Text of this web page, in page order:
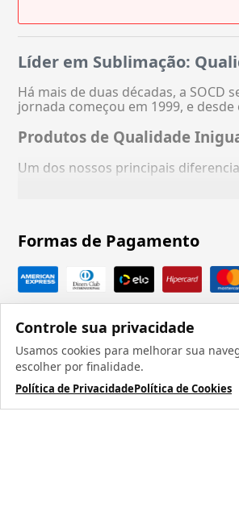
Controle sua privacidade
Usamos cookies para melhorar sua
escolher por finalidade.
Política de PrivacidadePolítica de Cookies
Líder em Sublimação:
Há mais de duas décadas, a
jornada começou em 1999, e
Produtos de Qualidade
Um dos nossos principais
Formas de Pagamento